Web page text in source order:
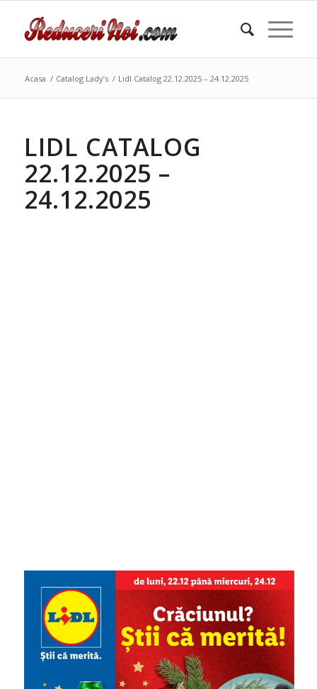
Acasa / Catalog Lady’s / Lidl Catalog 22.12.2025 – 24.12.2025
LIDL CATALOG
22.12.2025 –
24.12.2025